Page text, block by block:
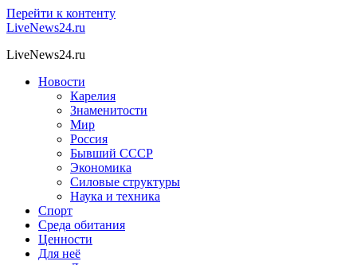
Перейти к контенту
LiveNews24.ru
LiveNews24.ru
Новости
Карелия
Знаменитости
Мир
Россия
Бывший СССР
Экономика
Силовые структуры
Наука и техника
Спорт
Среда обитания
Ценности
Для неё